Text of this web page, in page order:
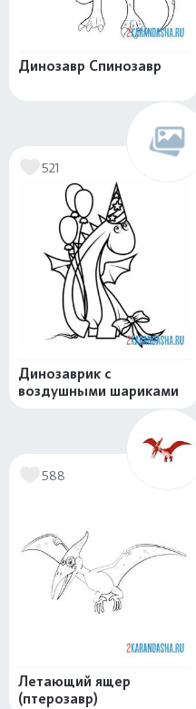
Динозавр Спинозавр
521
Динозаврик с
воздушными шариками
588
Летающий ящер
(птерозавр)